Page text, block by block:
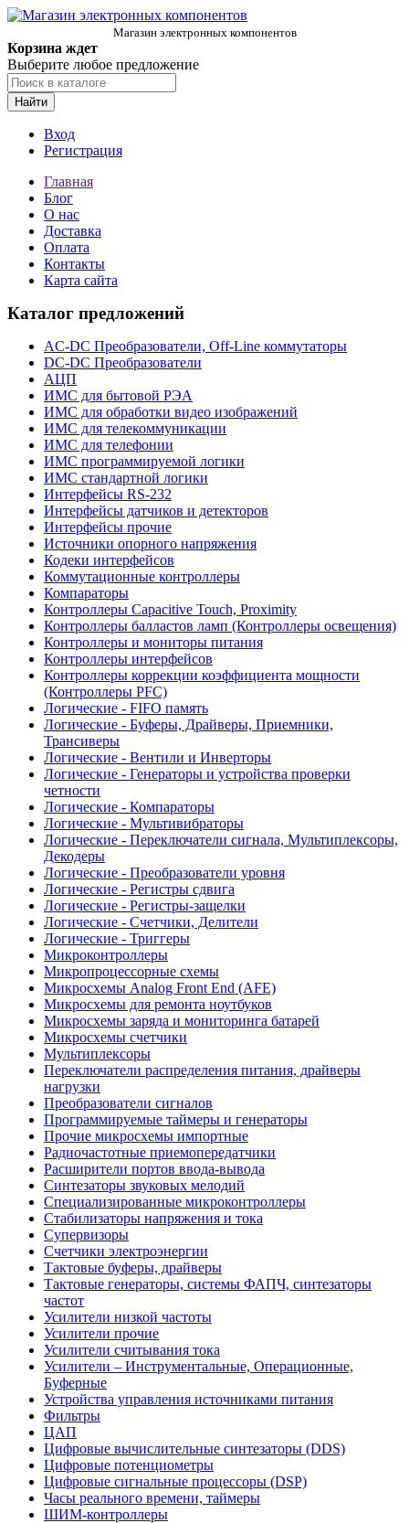
Магазин электронных компонентов
Корзина ждет
Выберите любое предложение
Найти
Вход
Регистрация
Главная
Блог
О нас
Доставка
Оплата
Контакты
Карта сайта
Каталог предложений
AC-DC Преобразователи, Off-Line коммутаторы
DC-DC Преобразователи
АЦП
ИМС для бытовой РЭА
ИМС для обработки видео изображений
ИМС для телекоммуникации
ИМС для телефонии
ИМС программируемой логики
ИМС стандартной логики
Интерфейсы RS-232
Интерфейсы датчиков и детекторов
Интерфейсы прочие
Источники опорного напряжения
Кодеки интерфейсов
Коммутационные контроллеры
Компараторы
Контроллеры Capacitive Touch, Proximity
Контроллеры балластов ламп (Контроллеры освещения)
Контроллеры и мониторы питания
Контроллеры интерфейсов
Контроллеры коррекции коэффициента мощности
(Контроллеры PFC)
Логические - FIFO память
Логические - Буферы, Драйверы, Приемники,
Трансиверы
Логические - Вентили и Инверторы
Логические - Генераторы и устройства проверки
четности
Логические - Компараторы
Логические - Мультивибраторы
Логические - Переключатели сигнала, Мультиплексоры,
Декодеры
Логические - Преобразователи уровня
Логические - Регистры сдвига
Логические - Регистры-защелки
Логические - Счетчики, Делители
Логические - Триггеры
Микроконтроллеры
Микропроцессорные схемы
Микросхемы Analog Front End (AFE)
Микросхемы для ремонта ноутбуков
Микросхемы заряда и мониторинга батарей
Микросхемы счетчики
Мультиплексоры
Переключатели распределения питания, драйверы
нагрузки
Преобразователи сигналов
Программируемые таймеры и генераторы
Прочие микросхемы импортные
Радиочастотные приемопередатчики
Расширители портов ввода-вывода
Синтезаторы звуковых мелодий
Специализированные микроконтроллеры
Стабилизаторы напряжения и тока
Супервизоры
Счетчики электроэнергии
Тактовые буферы, драйверы
Тактовые генераторы, системы ФАПЧ, синтезаторы
частот
Усилители низкой частоты
Усилители прочие
Усилители считывания тока
Усилители – Инструментальные, Операционные,
Буферные
Устройства управления источниками питания
Фильтры
ЦАП
Цифровые вычислительные синтезаторы (DDS)
Цифровые потенциометры
Цифровые сигнальные процессоры (DSP)
Часы реального времени, таймеры
ШИМ-контроллеры